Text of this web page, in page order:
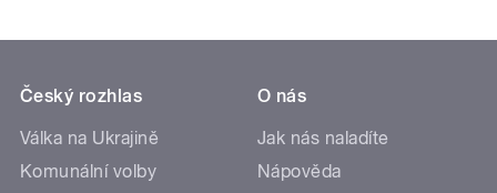
Český rozhlas
Válka na Ukrajině
Komunální volby
O nás
Jak nás naladíte
Nápověda